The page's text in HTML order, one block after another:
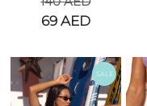
69 AED
SALE